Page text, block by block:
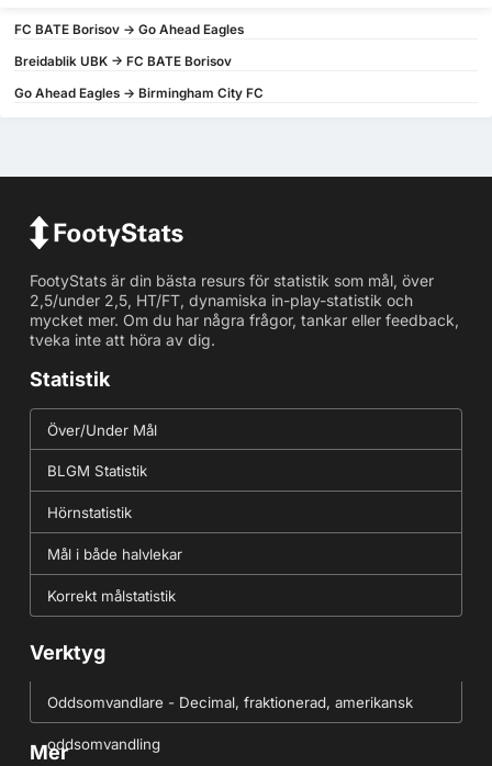
FC BATE Borisov -> Go Ahead Eagles
Breidablik UBK -> FC BATE Borisov
Go Ahead Eagles -> Birmingham City FC
FootyStats är din bästa resurs för statistik som mål, över
2,5/under 2,5, HT/FT, dynamiska in-play-statistik och
mycket mer. Om du har några frågor, tankar eller feedback,
tveka inte att höra av dig.
Statistik
Över/Under Mål
BLGM Statistik
Hörnstatistik
Mål i både halvlekar
Korrekt målstatistik
Verktyg
Oddsomvandlare - Decimal, fraktionerad, amerikansk
oddsomvandling
Mer